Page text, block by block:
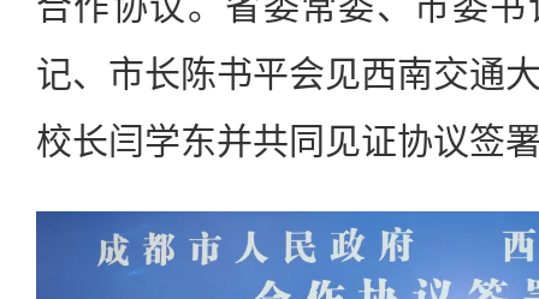
记、市长陈书平会见西南交通
校长闫学东并共同见证协议签